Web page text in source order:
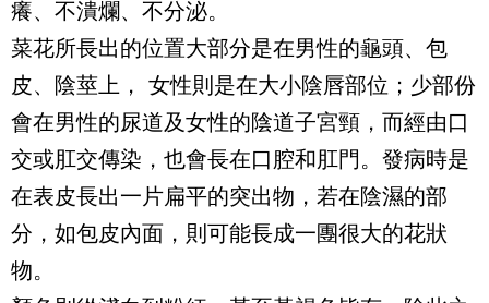
癢、不潰爛、不分泌。
菜花所長出的位置大部分是在男性的龜頭、包
皮、陰莖上， 女性則是在大小陰唇部位；少部份
會在男性的尿道及女性的陰道子宮頸，而經由口
交或肛交傳染，也會長在口腔和肛門。發病時是
在表皮長出一片扁平的突出物，若在陰濕的部
分，如包皮內面，則可能長成一團很大的花狀
物。